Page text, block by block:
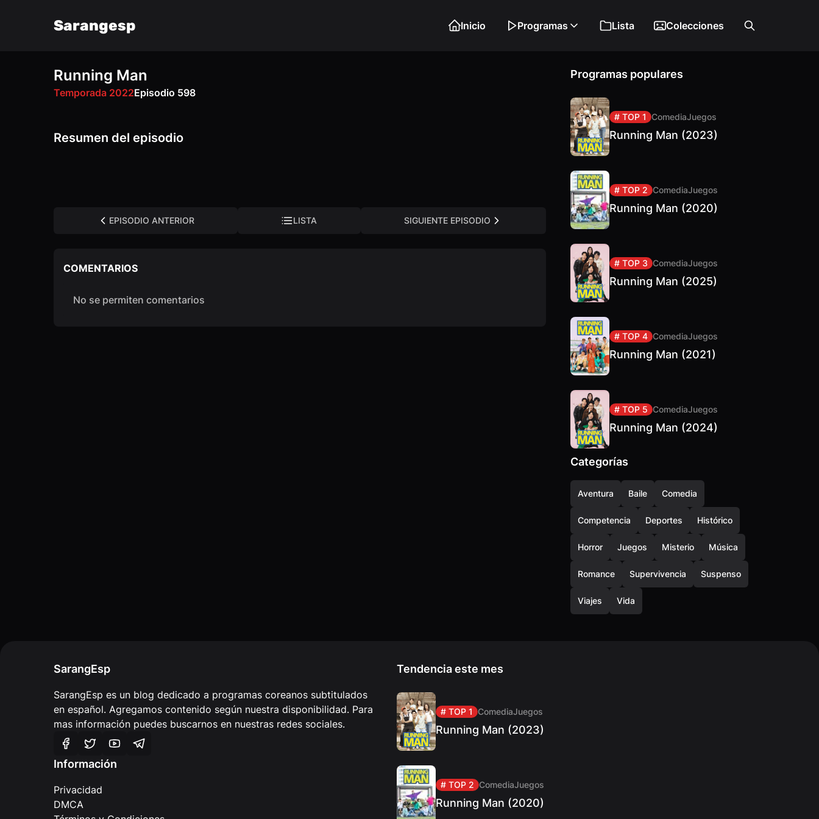
Sarangesp Inicio Programas Lista Colecciones
Running Man
Temporada 2022Episodio 598
VK OK
Resumen del episodio
EPISODIO ANTERIOR LISTA SIGUIENTE EPISODIO
COMENTARIOS
No se permiten comentarios
Programas populares
# TOP 1 ComediaJuegos
Running Man (2023)
# TOP 2 ComediaJuegos
Running Man (2020)
# TOP 3 ComediaJuegos
Running Man (2025)
# TOP 4 ComediaJuegos
Running Man (2021)
# TOP 5 ComediaJuegos
Running Man (2024)
Categorías
Aventura Baile Comedia
Competencia Deportes Histórico
Horror Juegos Misterio Música
Romance Supervivencia Suspenso
Viajes Vida
SarangEsp
SarangEsp es un blog dedicado a programas coreanos subtitulados
en español. Agregamos contenido según nuestra disponibilidad. Para
mas información puedes buscarnos en nuestras redes sociales.
Información
Privacidad
DMCA
Tendencia este mes
# TOP 1 ComediaJuegos
Running Man (2023)
# TOP 2 ComediaJuegos
Running Man (2020)